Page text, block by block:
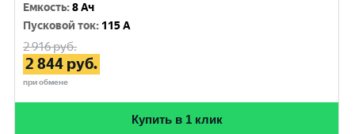
Емкость:8 Ач
Пусковой ток: 115 A
2 916руб.
2 844 руб.
при обмене
Купить в 1 клик